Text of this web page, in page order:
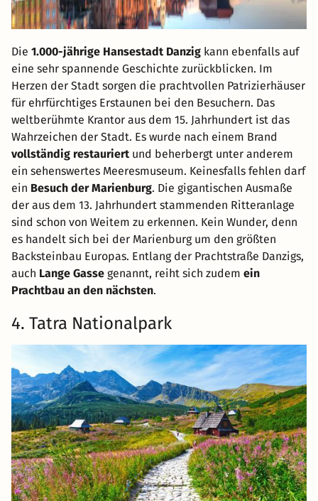
Die 1.000-jährige Hansestadt Danzig kann ebenfalls auf
eine sehr spannende Geschichte zurückblicken. Im
Herzen der Stadt sorgen die prachtvollen Patrizierhäuser
für ehrfürchtiges Erstaunen bei den Besuchern. Das
weltberühmte Krantor aus dem 15. Jahrhundert ist das
Wahrzeichen der Stadt. Es wurde nach einem Brand
vollständig restauriertund beherbergt unter anderem
ein sehenswertes Meeresmuseum. Keinesfalls fehlen darf
ein Besuch der Marienburg. Die gigantischen Ausmaße
der aus dem 13. Jahrhundert stammenden Ritteranlage
sind schon von Weitem zu erkennen. Kein Wunder, denn
es handelt sich bei der Marienburg um den größten
Backsteinbau Europas. Entlang der Prachtstraße Danzigs,
auch Lange Gasse genannt, reiht sich zudem ein
Prachtbau an den nächsten.
4. Tatra Nationalpark